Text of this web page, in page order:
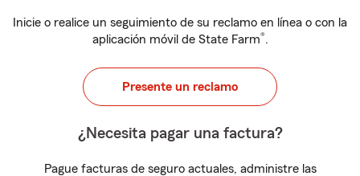
Inicie o realice un seguimiento de su reclamo en línea o con la
aplicación móvil de State Farm®.
Presente un reclamo
¿Necesita pagar una factura?
Pague facturas de seguro actuales, administre las